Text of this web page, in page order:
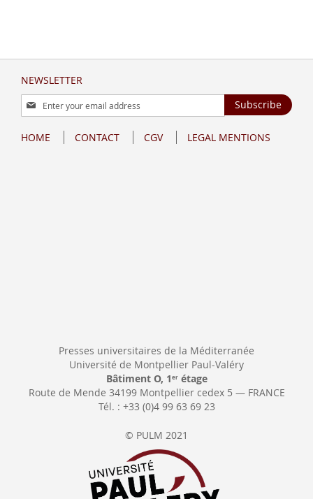
NEWSLETTER
Sign
Up
Our
Subscribe
HOME CONTACT CGV LEGAL MENTIONS
Presses universitaires de la Méditerranée
Université de Montpellier Paul-Valéry
Bâtiment O, 1 erétage
Route de Mende 34199 Montpellier cedex 5 — FRANCE
Tél. : +33 (0)4 99 63 69 23
© PULM 2021